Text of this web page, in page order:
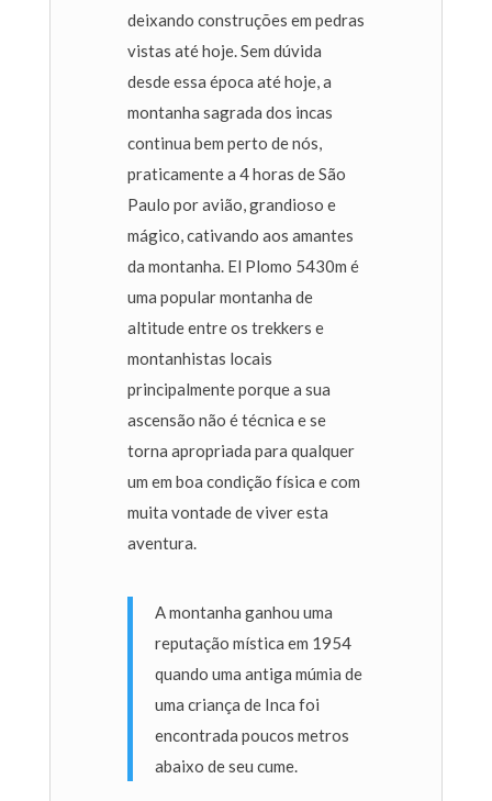
deixando construções em pedras
vistas até hoje. Sem dúvida
desde essa época até hoje, a
montanha sagrada dos incas
continua bem perto de nós,
praticamente a 4 horas de São
Paulo por avião, grandioso e
mágico, cativando aos amantes
da montanha. El Plomo 5430m é
uma popular montanha de
altitude entre os trekkers e
montanhistas locais
principalmente porque a sua
ascensão não é técnica e se
torna apropriada para qualquer
um em boa condição física e com
muita vontade de viver esta
aventura.
A montanha ganhou uma
reputação mística em 1954
quando uma antiga múmia de
uma criança de Inca foi
encontrada poucos metros
abaixo de seu cume.